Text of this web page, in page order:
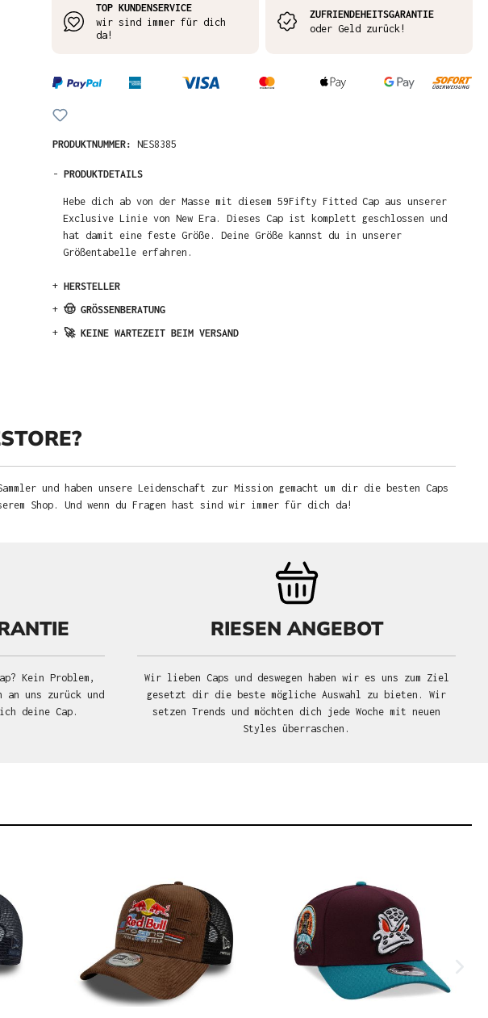
TOP KUNDENSERVICE
wir sind immer für dich
da!
ZUFRIENDEHEITSGARANTIE
oder Geld zurück!
PRODUKTNUMMER: NES8385
- PRODUKTDETAILS
Hebe dich ab von der Masse mit diesem 59Fifty Fitted Cap aus unserer
Exclusive Linie von New Era. Dieses Cap ist komplett geschlossen und
hat damit eine feste Größe. Deine Größe kannst du in unserer
Größentabelle erfahren.
+ HERSTELLER
+ 🤠 GRÖSSENBERATUNG
+ 🚀 KEINE WARTEZEIT BEIM VERSAND
und haben unsere Leidenschaft zur Mission gemacht um dir die besten Caps
Shop. Und wenn du Fragen hast sind wir immer für dich da!
Kein Problem,
an uns zurück und
deine Cap.
RIESEN ANGEBOT
Wir lieben Caps und deswegen haben wir es uns zum Ziel
gesetzt dir die beste mögliche Auswahl zu bieten. Wir
setzen Trends und möchten dich jede Woche mit neuen
Styles überraschen.